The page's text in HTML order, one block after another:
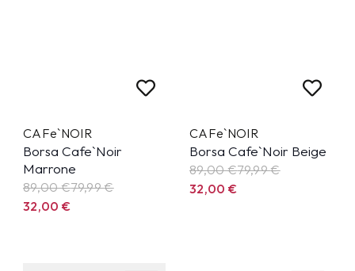
CAFe`NOIR
Borsa Cafe`Noir
Marrone
89,00 €79,99€
32,00€
CAFe`NOIR
Borsa Cafe`Noir Beige
89,00 €79,99€
32,00€